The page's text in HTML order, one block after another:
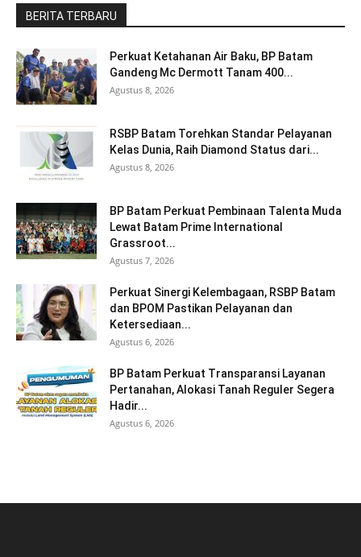
BERITA TERBARU
Perkuat Ketahanan Air Baku, BP Batam
Gandeng Mc Dermott Tanam 400...
Agustus 8, 2026
RSBP Batam Torehkan Standar Pelayanan
Kelas Dunia, Raih Diamond Status dari...
Agustus 8, 2026
BP Batam Perkuat Pembinaan Talenta Muda
Lewat Batam Prime International
Grassroot...
Agustus 7, 2026
Perkuat Sinergi Kelembagaan, RSBP Batam
dan BPOM Pastikan Pelayanan dan
Ketersediaan...
Agustus 6, 2026
BP Batam Perkuat Transparansi Layanan
Pertanahan, Alokasi Tanah Reguler Segera
Hadir...
Agustus 6, 2026